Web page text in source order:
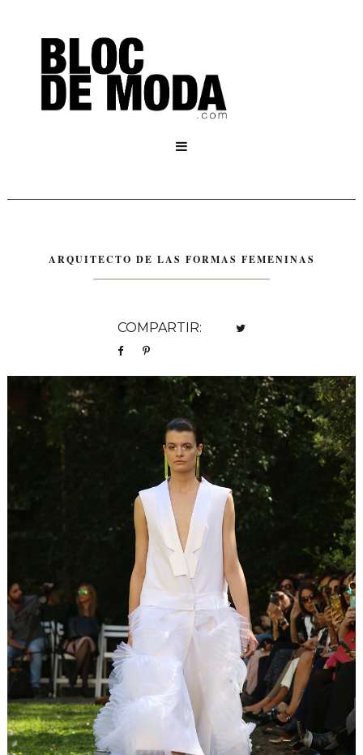

ARQUITECTO DE LAS FORMAS FEMENINAS
COMPARTIR: